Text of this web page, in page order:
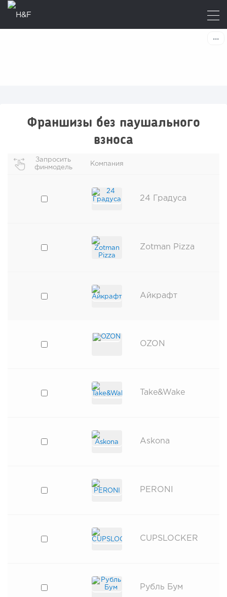
Франшизы без паушального
взноса
Запросить
финмодель
Компания
24 Градуса
Zotman Pizza
Айкрафт
OZON
Take&Wake
Askona
PERONI
CUPSLOCKER
Рубль Бум